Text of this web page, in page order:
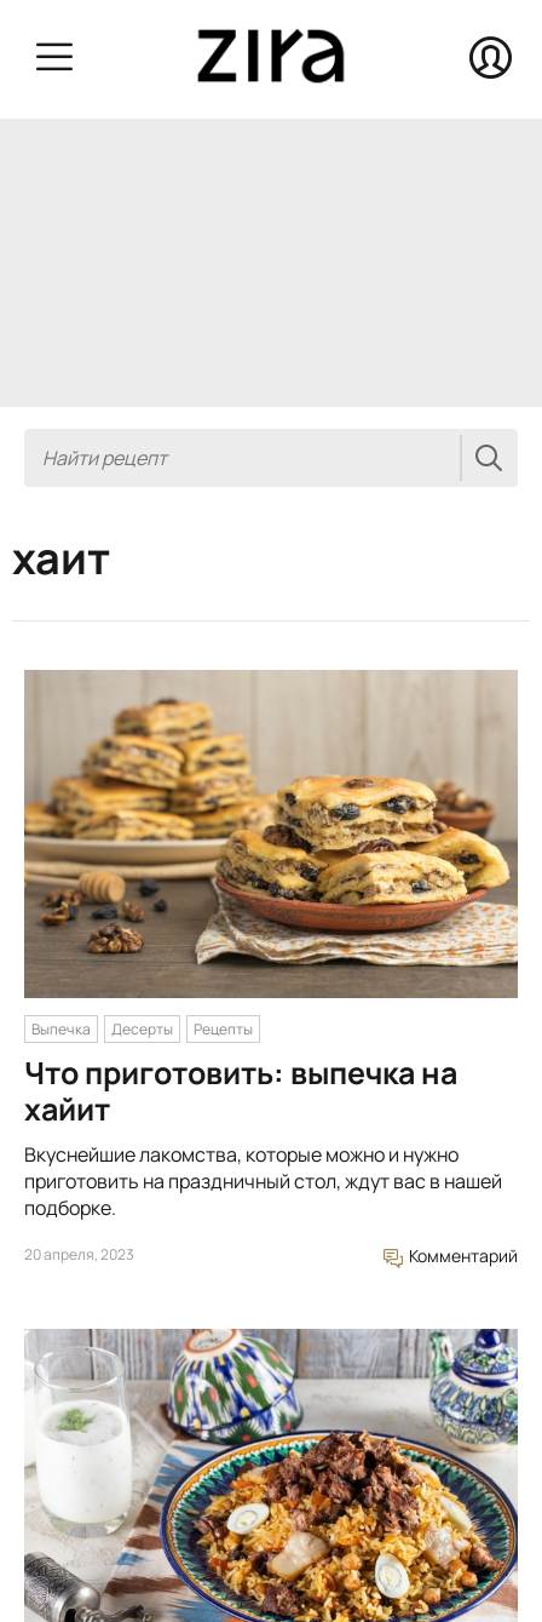
хаит
Выпечка Десерты Рецепты
Что приготовить: выпечка на
хайит
Вкуснейшие лакомства, которые можно и нужно
приготовить на праздничный стол, ждут вас в нашей
подборке.
20 апреля, 2023 Комментарий